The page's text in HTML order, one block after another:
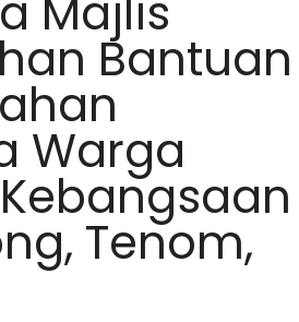
Majlis
Bantuan
Warga
Tenom,